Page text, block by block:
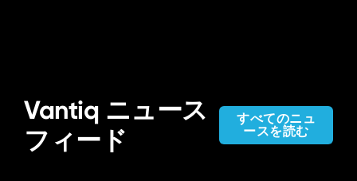
Vantiq ニュース
フィード
すべてのニュ
ースを読む